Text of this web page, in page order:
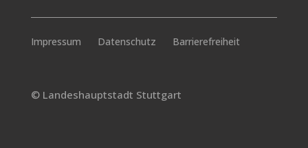
Impressum Datenschutz Barrierefreiheit
© Landeshauptstadt Stuttgart